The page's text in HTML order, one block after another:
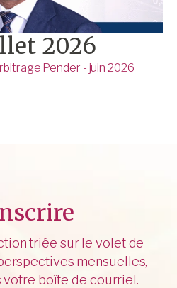
2026
Pender - juin 2026
triée sur le volet de
mensuelles,
votre boîte de courriel.